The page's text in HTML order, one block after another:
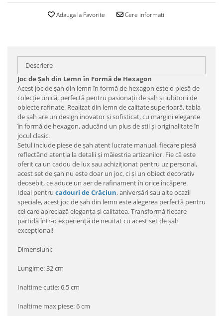
Adauga la Favorite Cere informatii
Descriere
Joc de Șah din Lemn în Formă de Hexagon
Acest joc de șah din lemn în formă de hexagon este o piesă de
colecție unică, perfectă pentru pasionații de șah și iubitorii de
obiecte rafinate. Realizat din lemn de calitate superioară, tabla
de șah are un design inovator și sofisticat, cu margini elegante
în formă de hexagon, aducând un plus de stil și originalitate în
jocul clasic.
Setul include piese de șah atent lucrate manual, fiecare piesă
reflectând atenția la detalii și măiestria artizanilor. Fie că este
oferit ca un cadou de lux sau achiziționat pentru uz personal,
acest set de șah nu este doar un joc, ci și un obiect decorativ
deosebit, ce aduce un aer de rafinament în orice încăpere.
Ideal pentru cadouri de Crăciun, aniversări sau alte ocazii
speciale, acest joc de șah din lemn este alegerea perfectă pentru
cei care apreciază eleganța și calitatea. Transformă fiecare
partidă într-o experiență de neuitat cu acest set de șah
excepțional!
Dimensiuni:
Lungime: 32 cm
Inaltime cutie: 6,5 cm
Inaltime max piese: 6 cm